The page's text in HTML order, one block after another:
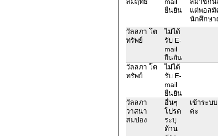
ยืนยัน
แต่พอสมั
นักศึกษา
วัลลภา โต
ทรัพย์
ไม่ได้
รับ E-
mail
ยืนยัน
วัลลภา โต
ทรัพย์
ไม่ได้
รับ E-
mail
ยืนยัน
วัลลภา
วาสนา
สมปอง
อื่นๆ
โปรด
ระบุ
ด้าน
เข้าระบ
ค่ะ